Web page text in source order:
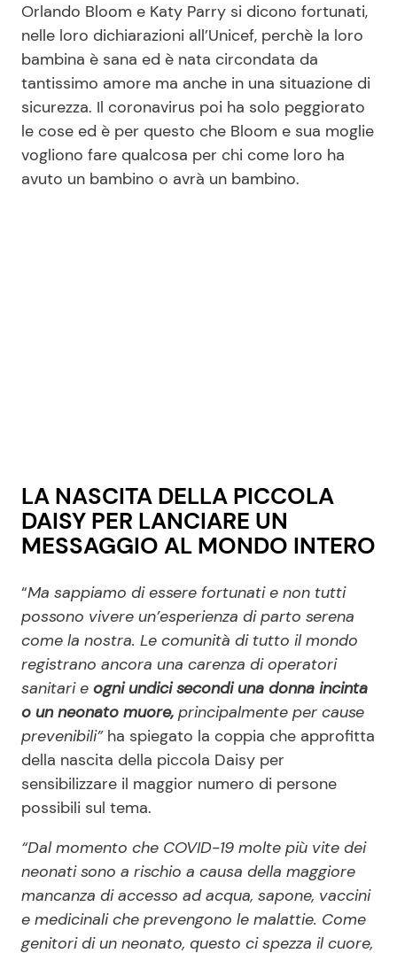
Redazione
Contattaci
Pubblicità
Privacy Policy
Orlando Bloom e Katy Parry si dicono fortunati,
nelle loro dichiarazioni all’Unicef, perchè la loro
bambina è sana ed è nata circondata da
tantissimo amore ma anche in una situazione di
sicurezza. Il coronavirus poi ha solo peggiorato
le cose ed è per questo che Bloom e sua moglie
vogliono fare qualcosa per chi come loro ha
avuto un bambino o avrà un bambino.
LA NASCITA DELLA PICCOLA
DAISY PER LANCIARE UN
MESSAGGIO AL MONDO INTERO
“Ma sappiamo di essere fortunati e non tutti
possono vivere un’esperienza di parto serena
come la nostra. Le comunità di tutto il mondo
registrano ancora una carenza di operatori
sanitari e ogni undici secondi una donna incinta
o un neonato muore, principalmente per cause
prevenibili”ha spiegato la coppia che approfitta
della nascita della piccola Daisy per
sensibilizzare il maggior numero di persone
possibili sul tema.
“Dal momento che COVID-19 molte più vite dei
neonati sono a rischio a causa della maggiore
mancanza di accesso ad acqua, sapone, vaccini
e medicinali che prevengono le malattie. Come
genitori di un neonato, questo ci spezza il cuore,